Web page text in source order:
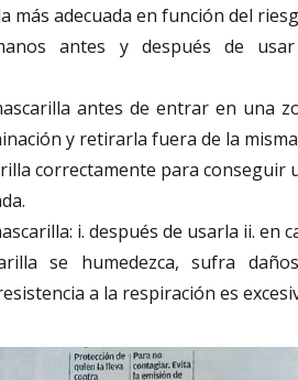
más adecuada en función del
antes y después de
antes de entrar en una
y retirarla fuera de la
correctamente para conseguir
i. después de usarla ii. en
se humedezca, sufra
a la respiración es